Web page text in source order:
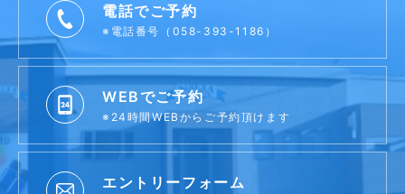
電話でご予約
※電話番号（058-393-1186）
WEBでご予約
※24時間WEBからご予約頂けます
エントリーフォーム